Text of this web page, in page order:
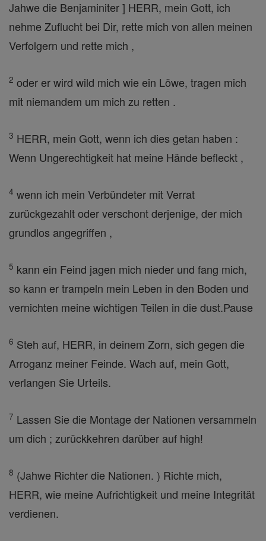
Jahwe die Benjaminiter ] HERR, mein Gott, ich
nehme Zuflucht bei Dir, rette mich von allen meinen
Verfolgern und rette mich ,
2 oder er wird wild mich wie ein Löwe, tragen mich
mit niemandem um mich zu retten .
3 HERR, mein Gott, wenn ich dies getan haben :
Wenn Ungerechtigkeit hat meine Hände befleckt ,
4 wenn ich mein Verbündeter mit Verrat
zurückgezahlt oder verschont derjenige, der mich
grundlos angegriffen ,
5 kann ein Feind jagen mich nieder und fang mich,
so kann er trampeln mein Leben in den Boden und
vernichten meine wichtigen Teilen in die dust.Pause
6 Steh auf, HERR, in deinem Zorn, sich gegen die
Arroganz meiner Feinde. Wach auf, mein Gott,
verlangen Sie Urteils.
7 Lassen Sie die Montage der Nationen versammeln
um dich ; zurückkehren darüber auf high!
8 (Jahwe Richter die Nationen. ) Richte mich,
HERR, wie meine Aufrichtigkeit und meine Integrität
verdienen.